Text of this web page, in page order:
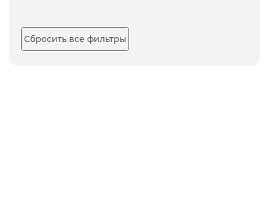
Сбросить все фильтры